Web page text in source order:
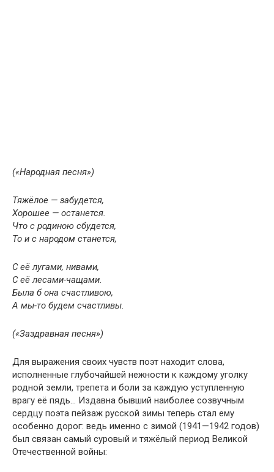
(«Народная песня»)
Тяжёлое — забудется,
Хорошее — останется.
Что с родиною сбудется,
То и с народом станется,
С её лугами, нивами,
С её лесами-чащами.
Была б она счастливою,
А мы-то будем счастливы.
(«Заздравная песня»)
Для выражения своих чувств поэт находит слова,
исполненные глубочайшей нежности к каждому уголку
родной земли, трепета и боли за каждую уступленную
врагу её пядь… Издавна бывший наиболее созвучным
сердцу поэта пейзаж русской зимы теперь стал ему
особенно дорог: ведь именно с зимой (1941—1942 годов)
был связан самый суровый и тяжёлый период Великой
Отечественной войны: